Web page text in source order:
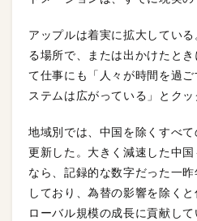
アップルは着実に拡大してい
る場所で、または出かけたと
て仕事にも「人々が時間を過
ステムは広がっている」とクッ
地域別では、中国を除くすべ
更新した。大きく減速した中
なら、記録的な数字だった一
しており、為替の影響を除く
ローバル規模の成長に貢献し